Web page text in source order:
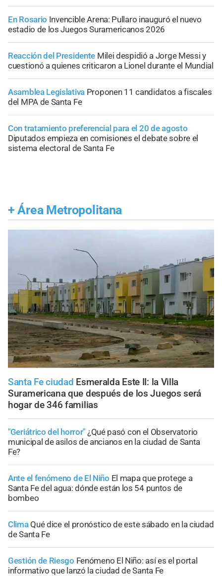
En Rosario Invencible Arena: Pullaro inauguró el nuevo
estadio de los Juegos Suramericanos 2026
Reacción del Presidente Milei despidió a Jorge Messi y
cuestionó a quienes criticaron a Lionel durante el Mundial
Asamblea Legislativa Proponen 11 candidatos a fiscales
del MPA de Santa Fe
Con tratamiento preferencial para el 20 de agosto
Diputados empieza en comisiones el debate sobre el
sistema electoral de Santa Fe
+ Área Metropolitana
Santa Fe ciudad Esmeralda Este II: la Villa
Suramericana que después de los Juegos será
hogar de 346 familias
"Geriátrico del horror" ¿Qué pasó con el Observatorio
municipal de asilos de ancianos en la ciudad de Santa
Fe?
Ante el fenómeno de El Niño El mapa que protege a
Santa Fe del agua: dónde están los 54 puntos de
bombeo
Clima Qué dice el pronóstico de este sábado en la ciudad
de Santa Fe
Gestión de Riesgo Fenómeno El Niño: así es el portal
informativo que lanzó la ciudad de Santa Fe